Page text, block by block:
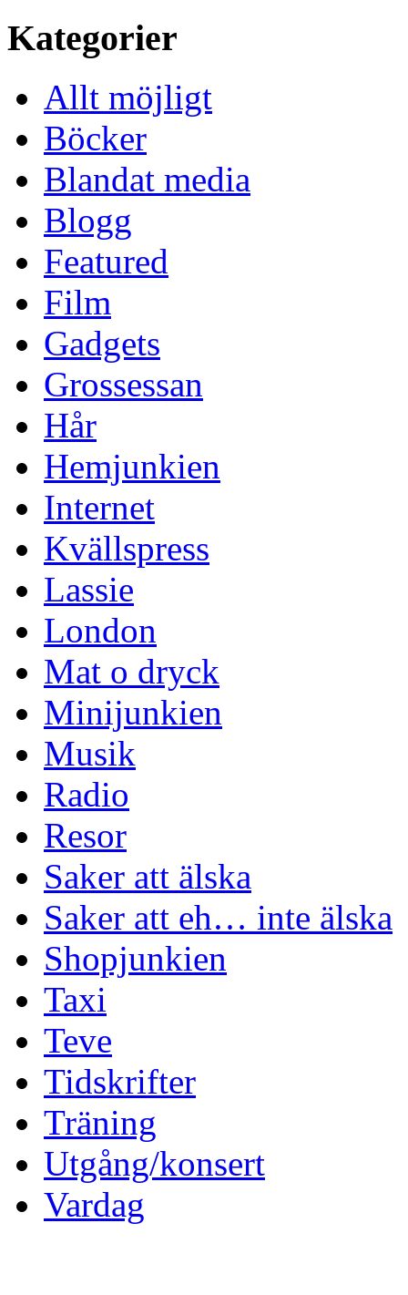
Kategorier
Allt möjligt
Böcker
Blandat media
Blogg
Featured
Film
Gadgets
Grossessan
Hår
Hemjunkien
Internet
Kvällspress
Lassie
London
Mat o dryck
Minijunkien
Musik
Radio
Resor
Saker att älska
Saker att eh… inte älska
Shopjunkien
Taxi
Teve
Tidskrifter
Träning
Utgång/konsert
Vardag